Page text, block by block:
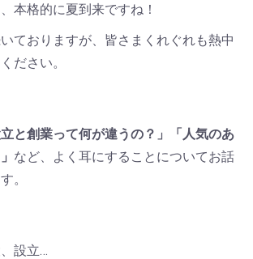
本格的に夏到来ですね！
ておりますが、皆さまくれぐれも熱中
ださい。
立と創業って何が違うの？」「人気のあ
など、よく耳にすることについてお話
。
設立…